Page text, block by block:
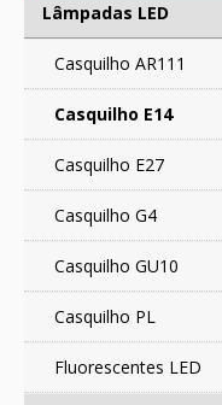
CONTACTOS
Lâmpadas LED
Casquilho AR111
Casquilho E14
Casquilho E27
Casquilho G4
Casquilho GU10
Casquilho PL
Fluorescentes LED